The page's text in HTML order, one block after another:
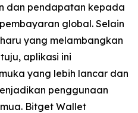
dan pendapatan kepada
global. Selain
yang melambangkan
aplikasi ini
yang lebih lancar dan
penggunaan
Bitget Wallet